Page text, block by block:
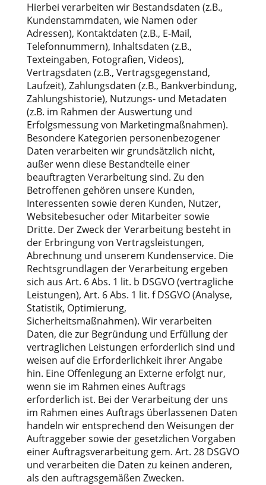
Hierbei verarbeiten wir Bestandsdaten (z.B.,
Kundenstammdaten, wie Namen oder
Adressen), Kontaktdaten (z.B., E-Mail,
Telefonnummern), Inhaltsdaten (z.B.,
Texteingaben, Fotografien, Videos),
Vertragsdaten (z.B., Vertragsgegenstand,
Laufzeit), Zahlungsdaten (z.B., Bankverbindung,
Zahlungshistorie), Nutzungs- und Metadaten
(z.B. im Rahmen der Auswertung und
Erfolgsmessung von Marketingmaßnahmen).
Besondere Kategorien personenbezogener
Daten verarbeiten wir grundsätzlich nicht,
außer wenn diese Bestandteile einer
beauftragten Verarbeitung sind. Zu den
Betroffenen gehören unsere Kunden,
Interessenten sowie deren Kunden, Nutzer,
Websitebesucher oder Mitarbeiter sowie
Dritte. Der Zweck der Verarbeitung besteht in
der Erbringung von Vertragsleistungen,
Abrechnung und unserem Kundenservice. Die
Rechtsgrundlagen der Verarbeitung ergeben
sich aus Art. 6 Abs. 1 lit. b DSGVO (vertragliche
Leistungen), Art. 6 Abs. 1 lit. f DSGVO (Analyse,
Statistik, Optimierung,
Sicherheitsmaßnahmen). Wir verarbeiten
Daten, die zur Begründung und Erfüllung der
vertraglichen Leistungen erforderlich sind und
weisen auf die Erforderlichkeit ihrer Angabe
hin. Eine Offenlegung an Externe erfolgt nur,
wenn sie im Rahmen eines Auftrags
erforderlich ist. Bei der Verarbeitung der uns
im Rahmen eines Auftrags überlassenen Daten
handeln wir entsprechend den Weisungen der
Auftraggeber sowie der gesetzlichen Vorgaben
einer Auftragsverarbeitung gem. Art. 28 DSGVO
und verarbeiten die Daten zu keinen anderen,
als den auftragsgemäßen Zwecken.